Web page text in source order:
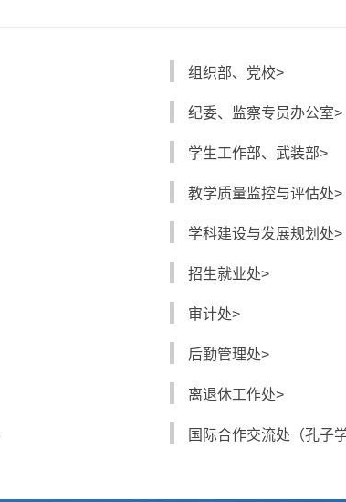
组织部、党校>
纪委、监察专员办公室>
学生工作部、武装部>
教学质量监控与评估处>
学科建设与发展规划处>
招生就业处>
审计处>
后勤管理处>
离退休工作处>
国际合作交流处（孔子